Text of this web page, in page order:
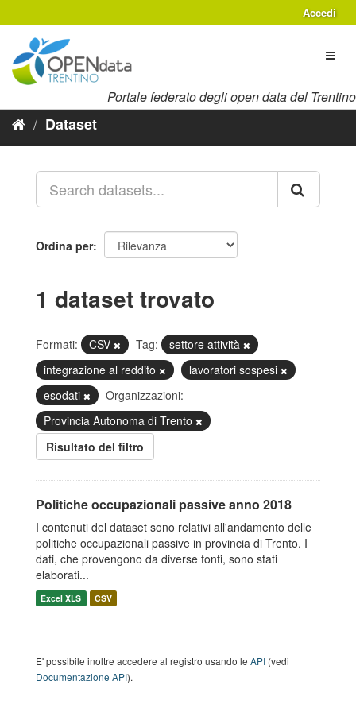
al
contenuto
Accedi
Portale federato degli open data del Trentino
Dataset
Ordina per
1 dataset trovato
Formati: CSV Tag:
settore attività
integrazione al reddito
lavoratori sospesi
esodati
Organizzazioni:
Provincia Autonoma di Trento
Risultato del filtro
Politiche occupazionali passive anno 2018
I contenuti del dataset sono relativi all'andamento delle
politiche occupazionali passive in provincia di Trento. I
dati, che provengono da diverse fonti, sono stati
elaborati...
Excel XLS CSV
E' possibile inoltre accedere al registro usando le API (vedi
Documentazione API).